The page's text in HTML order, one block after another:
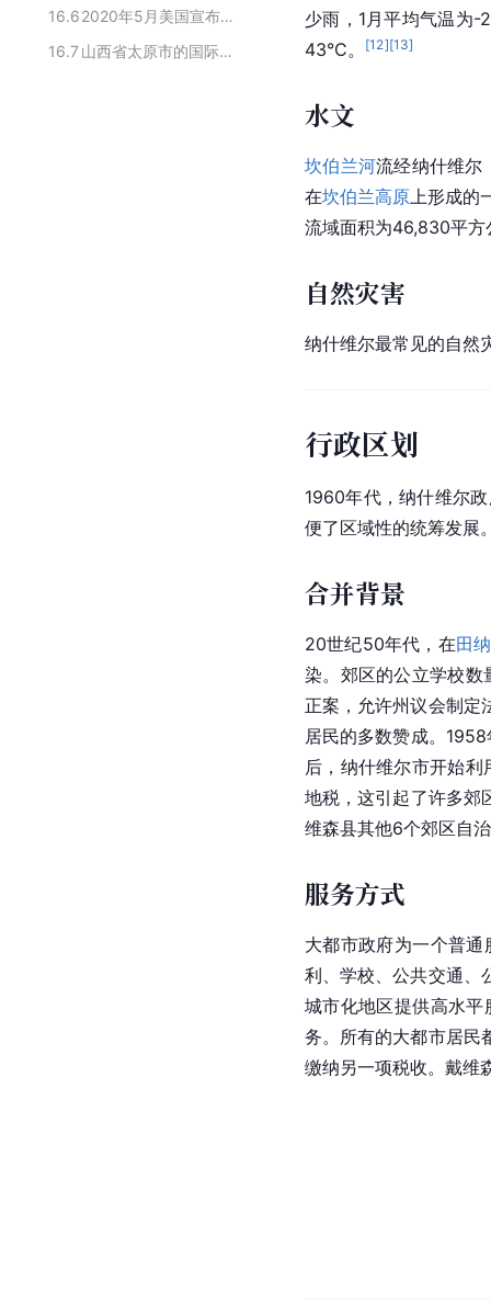
16.6
2020年5月美国宣布实施宵禁的城市
16.7
山西省太原市的国际友好城市
少雨，1月平均气温为
43°C。
[12][13]
水文
坎伯兰河流经纳什维尔
在坎伯兰高原 上形成的
流域面积为46,830平方
自然灾害
纳什维尔最常见的自然
行政区划
1960年代，纳什维尔
便了区域性的统筹发展
合并背景
20世纪50年代，在田
染。郊区的公立学校
正案，允许州议会制定
居民的多数赞成。
后，纳什维尔市开始
地税，这引起了许多郊
维森县其他6个郊区自
服务方式
大都市政府为一个普
利、学校、公共交通、
城市化地区提供高水
务。所有的大都市居民
缴纳另一项税收。戴维